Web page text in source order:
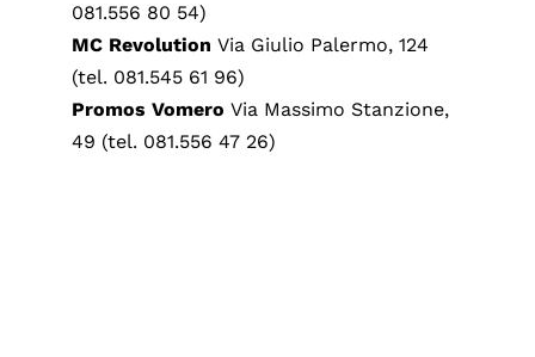
081.556 80 54)
MC Revolution Via Giulio Palermo, 124
(tel. 081.545 61 96)
Promos Vomero Via Massimo Stanzione,
49 (tel. 081.556 47 26)